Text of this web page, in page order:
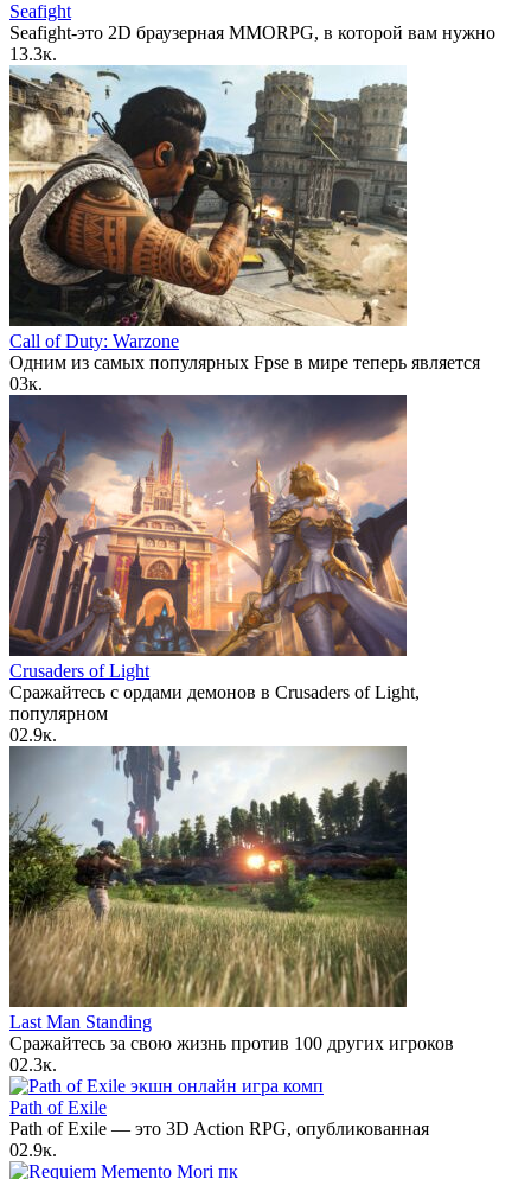
Seafight
Seafight-это 2D браузерная MMORPG, в которой вам нужно
13.3к.
Call of Duty: Warzone
Одним из самых популярных Fpse в мире теперь является
03к.
Crusaders of Light
Сражайтесь с ордами демонов в Crusaders of Light,
популярном
02.9к.
Last Man Standing
Сражайтесь за свою жизнь против 100 других игроков
02.3к.
Path of Exile
Path of Exile — это 3D Action RPG, опубликованная
02.9к.